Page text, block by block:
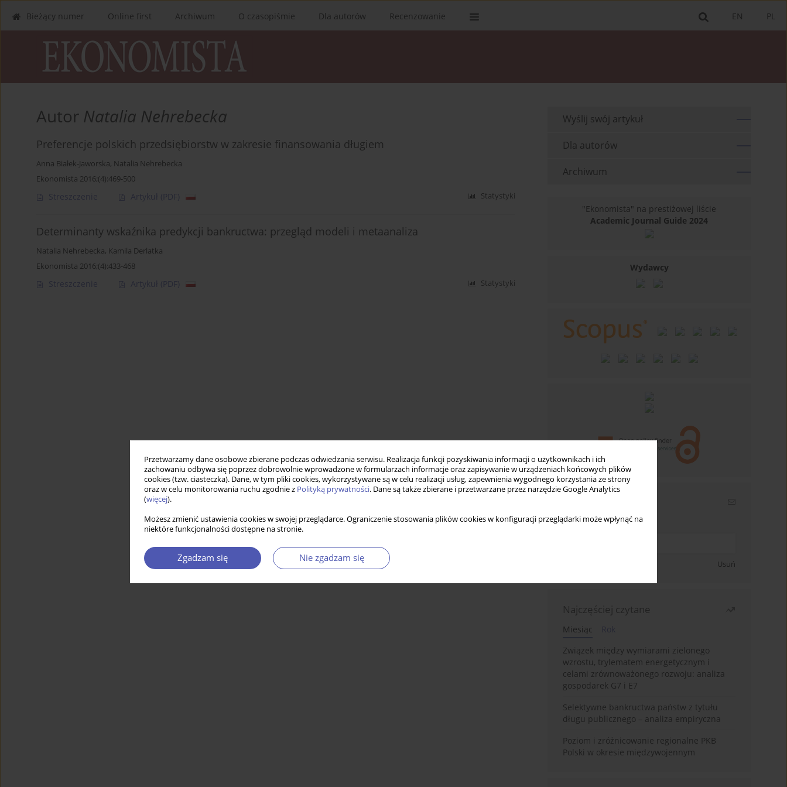
Przetwarzamy dane osobowe zbierane podczas odwiedzania serwisu. Realizacja funkcji pozyskiwania informacji o użytkownikach i ich
zachowaniu odbywa się poprzez dobrowolnie wprowadzone w formularzach informacje oraz zapisywanie w urządzeniach końcowych plików
cookies (tzw. ciasteczka). Dane, w tym pliki cookies, wykorzystywane są w celu realizacji usług, zapewnienia wygodnego korzystania ze strony
oraz w celu monitorowania ruchu zgodnie z Polityką prywatności. Dane są także zbierane i przetwarzane przez narzędzie Google Analytics
(więcej).
Możesz zmienić ustawienia cookies w swojej przeglądarce. Ograniczenie stosowania plików cookies w konfiguracji przeglądarki może wpłynąć na
niektóre funkcjonalności dostępne na stronie.
Zgadzam się Nie zgadzam się
PL
EN
Bieżący numer Online first Archiwum O czasopiśmie Dla autorów Recenzowanie
Autor Natalia Nehrebecka
Preferencje polskich przedsiębiorstw w zakresie finansowania długiem
Anna Białek-Jaworska, Natalia Nehrebecka
Ekonomista 2016;(4):469-500
Streszczenie Artykuł (PDF) Statystyki
Determinanty wskaźnika predykcji bankructwa: przegląd modeli i metaanaliza
Natalia Nehrebecka, Kamila Derlatka
Ekonomista 2016;(4):433-468
Streszczenie Artykuł (PDF) Statystyki
Wyślij swój artykuł
Dla autorów
Archiwum
"Ekonomista" na prestiżowej liście
Academic Journal Guide 2024
Wydawcy
Wpisz swój adres email
Usuń
Najczęściej czytane
Miesiąc
Związek między wymiarami zielonego
wzrostu, trylematem energetycznym i
celami zrównoważonego rozwoju: analiza
gospodarek G7 i E7
Selektywne bankructwa państw z tytułu
długu publicznego – analiza empiryczna
Poziom i zróżnicowanie regionalne PKB
Polski w okresie międzywojennym